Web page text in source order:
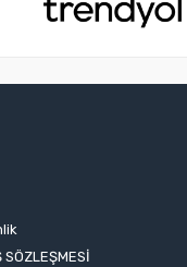
SÖZLEŞMESİ